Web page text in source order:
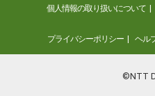
個人情報の取り扱いについて
プライバシーポリシー ヘル
©NTT